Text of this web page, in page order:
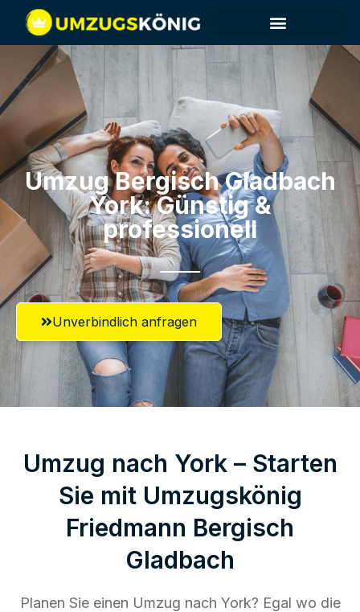
Umzug Bergisch Gladbach​
York: Günstig &
professionell​
Unverbindlich anfragen
Umzug nach York – Starten
Sie mit Umzugskönig
Friedmann Bergisch
Gladbach
Planen Sie einen Umzug nach York? Egal wo die